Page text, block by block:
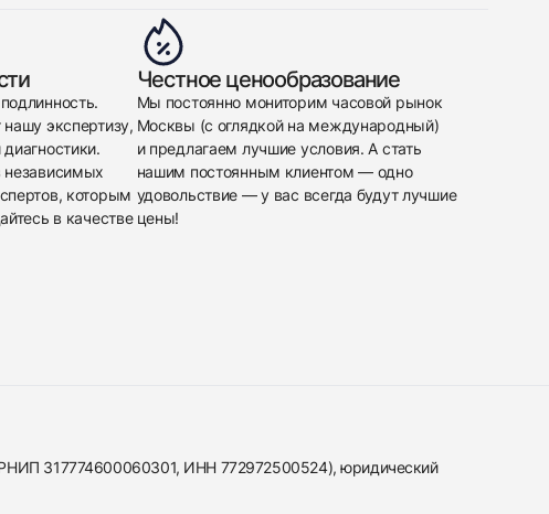
экспертизу,
независимых
которым
в качестве
Честное ценообразование
Мы постоянно мониторим часовой рынок
Москвы (с оглядкой на международный)
и предлагаем лучшие условия. А стать
нашим постоянным клиентом — одно
удовольствие — у вас всегда будут лучшие
цены!
317774600060301, ИНН 772972500524), юридический